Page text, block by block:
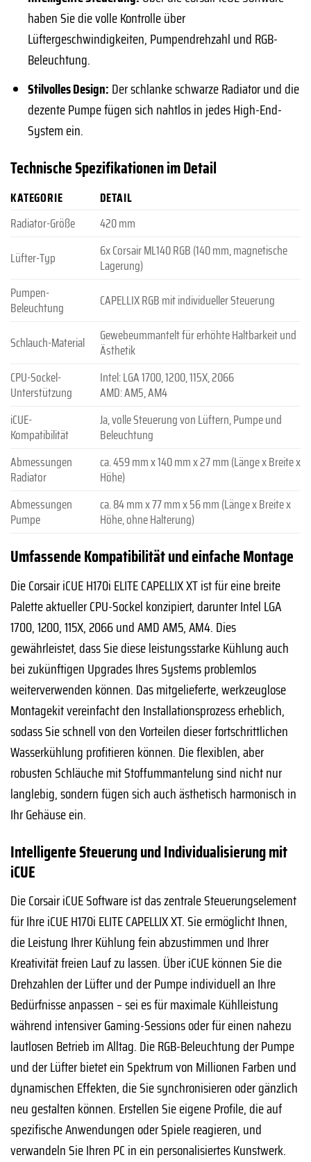
haben Sie die volle Kontrolle über
Lüftergeschwindigkeiten, Pumpendrehzahl und RGB-
Beleuchtung.
Stilvolles Design: Der schlanke schwarze Radiator und die
dezente Pumpe fügen sich nahtlos in jedes High-End-
System ein.
Technische Spezifikationen im Detail
KATEGORIE
DETAIL
Radiator-Größe
420 mm
Lüfter-Typ
6x Corsair ML140 RGB (140 mm, magnetische
Lagerung)
Pumpen-
Beleuchtung CAPELLIX RGB mit individueller Steuerung
Schlauch-Material Gewebeummantelt für erhöhte Haltbarkeit und
Ästhetik
CPU-Sockel-
Unterstützung
Intel: LGA 1700, 1200, 115X, 2066
AMD: AM5, AM4
iCUE-
Kompatibilität
Ja, volle Steuerung von Lüftern, Pumpe und
Beleuchtung
Abmessungen
Radiator
ca. 459 mm x 140 mm x 27 mm (Länge x Breite x
Höhe)
Abmessungen
Pumpe
ca. 84 mm x 77 mm x 56 mm (Länge x Breite x
Höhe, ohne Halterung)
Umfassende Kompatibilität und einfache Montage
Die Corsair iCUE H170i ELITE CAPELLIX XT ist für eine breite
Palette aktueller CPU-Sockel konzipiert, darunter Intel LGA
1700, 1200, 115X, 2066 und AMD AM5, AM4. Dies
gewährleistet, dass Sie diese leistungsstarke Kühlung auch
bei zukünftigen Upgrades Ihres Systems problemlos
weiterverwenden können. Das mitgelieferte, werkzeuglose
Montagekit vereinfacht den Installationsprozess erheblich,
sodass Sie schnell von den Vorteilen dieser fortschrittlichen
Wasserkühlung profitieren können. Die flexiblen, aber
robusten Schläuche mit Stoffummantelung sind nicht nur
langlebig, sondern fügen sich auch ästhetisch harmonisch in
Ihr Gehäuse ein.
Intelligente Steuerung und Individualisierung mit
iCUE
Die Corsair iCUE Software ist das zentrale Steuerungselement
für Ihre iCUE H170i ELITE CAPELLIX XT. Sie ermöglicht Ihnen,
die Leistung Ihrer Kühlung fein abzustimmen und Ihrer
Kreativität freien Lauf zu lassen. Über iCUE können Sie die
Drehzahlen der Lüfter und der Pumpe individuell an Ihre
Bedürfnisse anpassen – sei es für maximale Kühlleistung
während intensiver Gaming-Sessions oder für einen nahezu
lautlosen Betrieb im Alltag. Die RGB-Beleuchtung der Pumpe
und der Lüfter bietet ein Spektrum von Millionen Farben und
dynamischen Effekten, die Sie synchronisieren oder gänzlich
neu gestalten können. Erstellen Sie eigene Profile, die auf
spezifische Anwendungen oder Spiele reagieren, und
verwandeln Sie Ihren PC in ein personalisiertes Kunstwerk.